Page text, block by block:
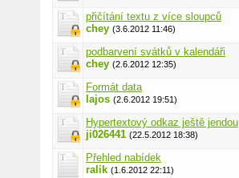
přičítání textu z více sloupců
chey (3.6.2012 11:46)
podbarvení svátků v kalendáři
chey (2.6.2012 12:35)
Formát data
lajos (2.6.2012 19:51)
Hypertextový odkaz ještě jendou
ji026441 (22.5.2012 18:38)
Přehled nabídek
ralik (1.6.2012 22:11)